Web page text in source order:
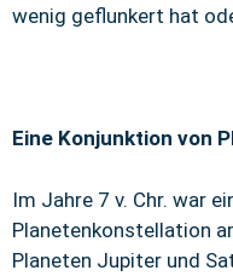
wenig geflunkert hat
Eine Konjunktion von
Im Jahre 7 v. Chr. war
Planetenkonstellation
Planeten Jupiter und